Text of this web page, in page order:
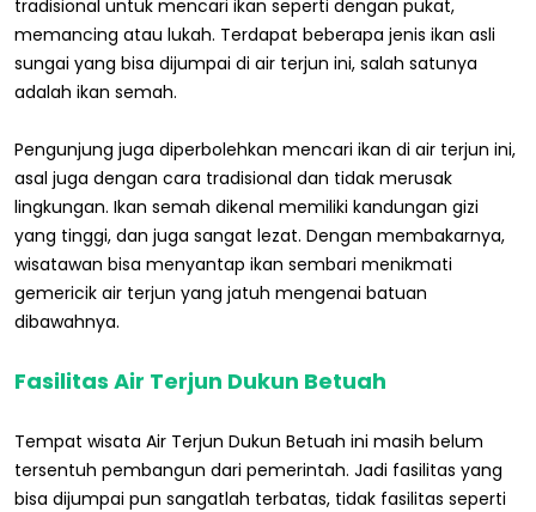
tradisional untuk mencari ikan seperti dengan pukat,
memancing atau lukah. Terdapat beberapa jenis ikan asli
sungai yang bisa dijumpai di air terjun ini, salah satunya
adalah ikan semah.
Pengunjung juga diperbolehkan mencari ikan di air terjun ini,
asal juga dengan cara tradisional dan tidak merusak
lingkungan. Ikan semah dikenal memiliki kandungan gizi
yang tinggi, dan juga sangat lezat. Dengan membakarnya,
wisatawan bisa menyantap ikan sembari menikmati
gemericik air terjun yang jatuh mengenai batuan
dibawahnya.
Fasilitas Air Terjun Dukun Betuah
Tempat wisata Air Terjun Dukun Betuah ini masih belum
tersentuh pembangun dari pemerintah. Jadi fasilitas yang
bisa dijumpai pun sangatlah terbatas, tidak fasilitas seperti